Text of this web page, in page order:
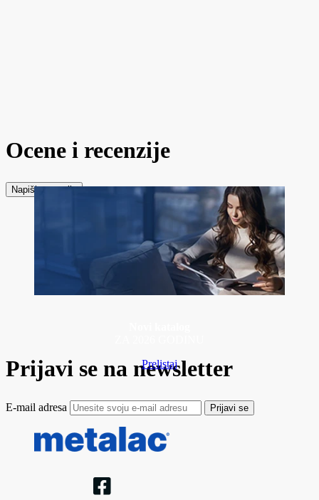
Ocene i recenzije
Napiši recenziju
Prelistaj
Prijavi se na newsletter
E-mail adresa Prijavi se